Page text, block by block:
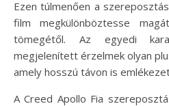
Ezen túlmenően a
film megkülönböztesse
tömegétől. Az egyedi
megjelenített érzelmek olyan
amely hosszú távon is
A Creed Apollo Fia